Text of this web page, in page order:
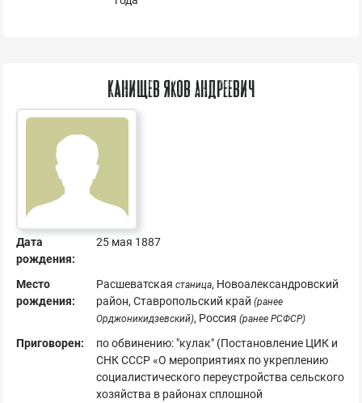
Канищев Яков Андреевич
Дата
рождения:
25 мая 1887
Место
рождения:
Расшеватская станица, Новоалександровский
район, Ставропольский край (ранее
Орджоникидзевский), Россия (ранее РСФСР)
Приговорен:
по обвинению: "кулак" (Постановление ЦИК и
СНК СССР «О мероприятиях по укреплению
социалистического переустройства сельского
хозяйства в районах сплошной